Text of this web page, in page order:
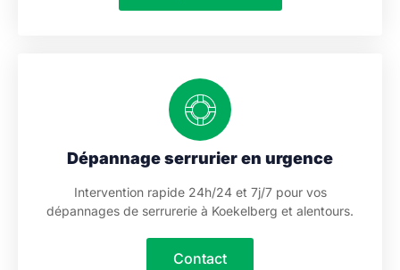
Dépannage serrurier en urgence
Intervention rapide 24h/24 et 7j/7 pour vos
dépannages de serrurerie à Koekelberg et alentours.
Contact